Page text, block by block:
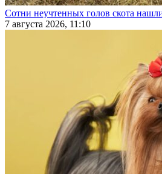
Сотни неучтенных голов скота
7 августа 2026, 11:10